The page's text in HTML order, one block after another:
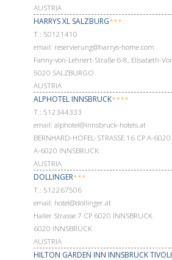
AUSTRIA
HARRYS XL SALZBURG***
Т.: 50121410
email: reservierung@harrys-home.com
Fanny-von-Lehnert-Straße 6-8, Elisabeth-
5020 SALZBURGO
AUSTRIA
ALPHOTEL INNSBRUCK****
Т.: 512344333
email: alphotel@innsbruck-hotels.at
BERNHARD-HOFEL-STRASSE 16 CP A-
A-6020 INNSBRUCK
AUSTRIA
DOLLINGER***
Т.: 512267506
email: hotel@dollinger.at
Haller Strasse 7 CP 6020 INNSBRUCK
6020 INNSBRUCK
AUSTRIA
HILTON GARDEN INN INNSBRUCK TIVOLI